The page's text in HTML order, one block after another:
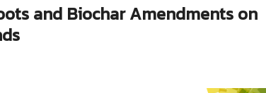
and Biochar Amendments on